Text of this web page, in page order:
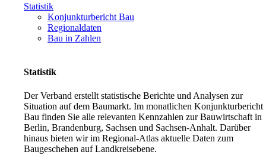
Statistik
Konjunkturbericht Bau
Regionaldaten
Bau in Zahlen
Statistik
Der Verband erstellt statistische Berichte und Analysen zur
Situation auf dem Baumarkt. Im monatlichen Konjunkturbericht
Bau finden Sie alle relevanten Kennzahlen zur Bauwirtschaft in
Berlin, Brandenburg, Sachsen und Sachsen-Anhalt. Darüber
hinaus bieten wir im Regional-Atlas aktuelle Daten zum
Baugeschehen auf Landkreisebene.